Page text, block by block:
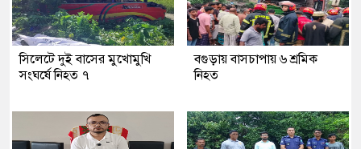
সিলেটে দুই বাসের মুখোমুখি
সংঘর্ষে নিহত ৭
বগুড়ায় বাসচাপায় ৬ শ্রমিক
নিহত